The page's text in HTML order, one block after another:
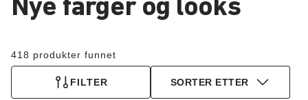
Nye farger og looks
418 produkter funnet
FILTER SORTER ETTER